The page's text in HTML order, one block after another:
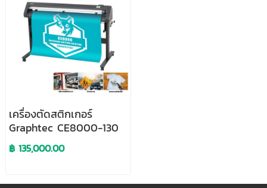
เครื่องตัดสติกเกอร์
Graphtec CE8000-130
฿ 135,000.00